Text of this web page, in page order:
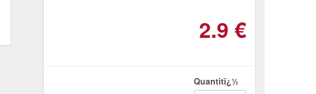
2.9 €
Quantitï¿½